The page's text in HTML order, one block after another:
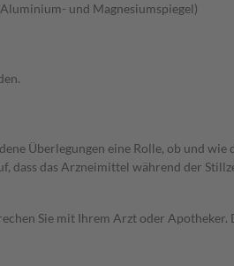
und Magnesiumspiegel)
Überlegungen eine Rolle, ob und
dass das Arzneimittel während der
Sie mit Ihrem Arzt oder